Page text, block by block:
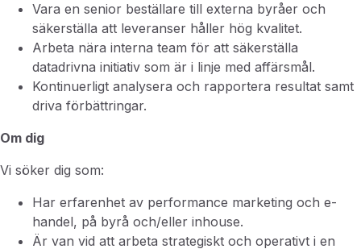
Vara en senior beställare till externa byråer och
säkerställa att leveranser håller hög kvalitet.
Arbeta nära interna team för att säkerställa
datadrivna initiativ som är i linje med affärsmål.
Kontinuerligt analysera och rapportera resultat samt
driva förbättringar.
Om dig
Vi söker dig som:
Har erfarenhet av performance marketing och e-
handel, på byrå och/eller inhouse.
Är van vid att arbeta strategiskt och operativt i en